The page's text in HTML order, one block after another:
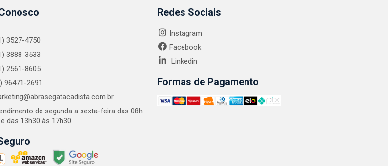
3527-4750
3888-3533
2561-8605
96471-2691
de segunda a sexta-feira das 08h
das 13h30 às 17h30
Redes Sociais
Instagram
Facebook
Linkedin
Formas de Pagamento